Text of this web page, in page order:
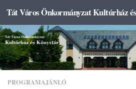
Skip to content
PROGRAMAJÁNLÓ